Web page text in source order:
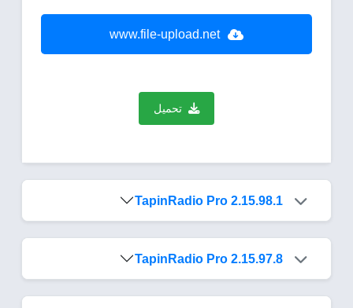
www.file-upload.net
تحميل
TapinRadio Pro 2.15.98.1
TapinRadio Pro 2.15.97.8